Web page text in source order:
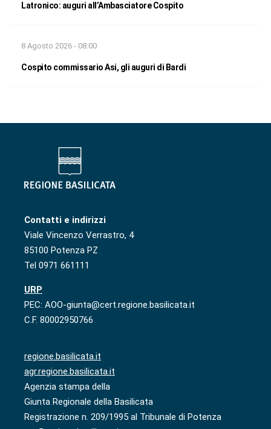
Latronico: auguri all’Ambasciatore Cospito
8 Agosto 2026 - 08:00
Cospito commissario Asi, gli auguri di Bardi
Contatti e indirizzi
Viale Vincenzo Verrastro, 4
85100 Potenza PZ
Tel 0971 661111
URP
PEC: AOO-giunta@cert.regione.basilicata.it
C.F. 80002950766
regione.basilicata.it
agr.regione.basilicata.it
Agenzia stampa della
Giunta Regionale della Basilicata
Registrazione n. 209/1995 al Tribunale di Potenza